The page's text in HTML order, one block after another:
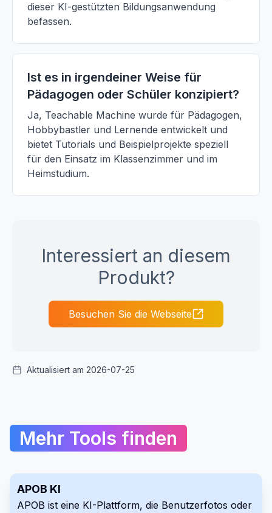
dieser KI-gestützten Bildungsanwendung
befassen.
Ist es in irgendeiner Weise für
Pädagogen oder Schüler konzipiert?
Ja, Teachable Machine wurde für Pädagogen,
Hobbybastler und Lernende entwickelt und
bietet Tutorials und Beispielprojekte speziell
für den Einsatz im Klassenzimmer und im
Heimstudium.
Interessiert an diesem
Produkt?
Besuchen Sie die Webseite
Aktualisiert am 2026-07-25
Mehr Tools finden
APOB KI
APOB ist eine KI-Plattform, die Benutzerfotos oder